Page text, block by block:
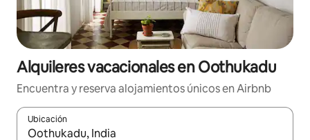
Alquileres vacacionales en Oothukadu
Encuentra y reserva alojamientos únicos en Airbnb
Ubicación
Cuando los resultados estén disponibles, navega con las